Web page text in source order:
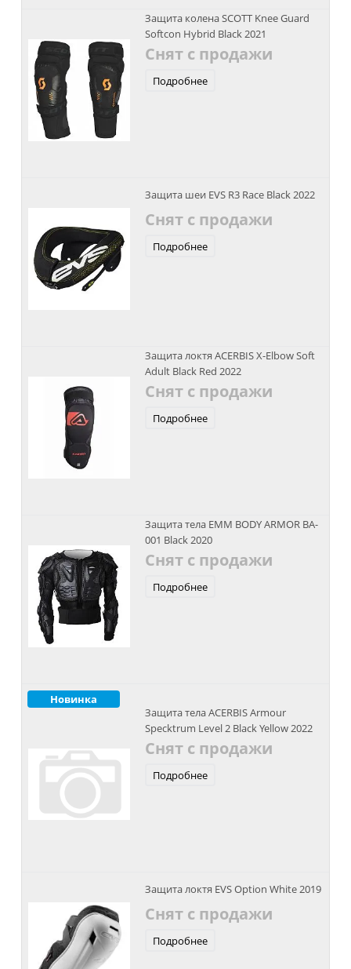
Защита колена SCOTT Knee Guard
Softcon Hybrid Black 2021
Снят с продажи
Подробнее
Защита шеи EVS R3 Race Black 2022
Снят с продажи
Подробнее
Защита локтя ACERBIS X-Elbow Soft
Adult Black Red 2022
Снят с продажи
Подробнее
Защита тела EMM BODY ARMOR BA-
001 Black 2020
Снят с продажи
Подробнее
Новинка
Защита тела ACERBIS Armour
Specktrum Level 2 Black Yellow 2022
Снят с продажи
Подробнее
Защита локтя EVS Option White 2019
Снят с продажи
Подробнее